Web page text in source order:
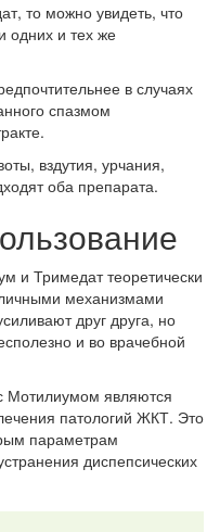
то можно увидеть, что
одних и тех же
в случаях
спазмом
вздутия, урчания,
оба препарата.
и Тримедат теоретически
механизмами
друг друга, но
и во врачебной
Мотилиумом являются
патологий ЖКТ. Это
параметрам
диспепсических